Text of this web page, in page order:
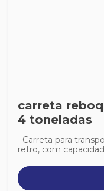
carreta
4 toneladas
Carreta para
retro, com